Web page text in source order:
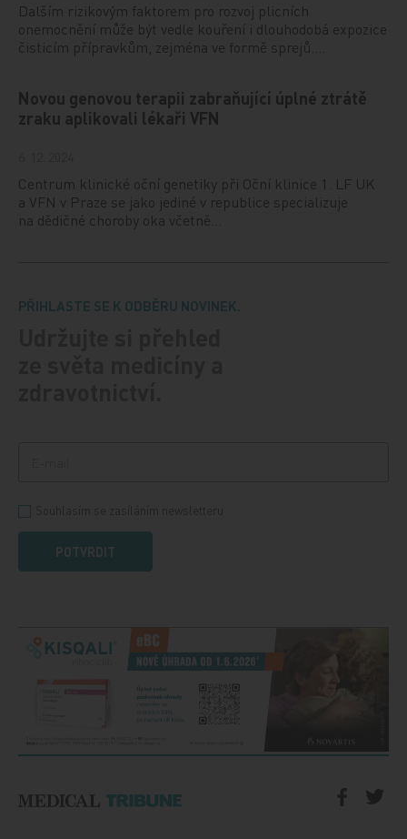
Dalším rizikovým faktorem pro rozvoj plicních
onemocnění může být vedle kouření i dlouhodobá expozice
čisticím přípravkům, zejména ve formě sprejů.…
Novou genovou terapii zabraňující úplné ztrátě
zraku aplikovali lékaři VFN
Centrum klinické oční genetiky při Oční klinice 1. LF UK
a VFN v Praze se jako jediné v republice specializuje
na dědičné choroby oka včetně…
PŘIHLASTE SE K ODBĚRU NOVINEK.
POTVRDIT